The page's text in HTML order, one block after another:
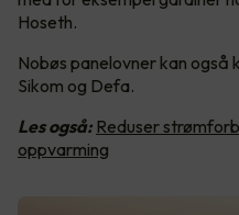
Hoseth.
Nobøs panelovner kan
Sikom og Defa.
Les også: Reduser
oppvarming